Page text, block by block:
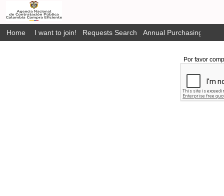
Home I want to join! Requests Search Annual Purchasing Plan
Por favor